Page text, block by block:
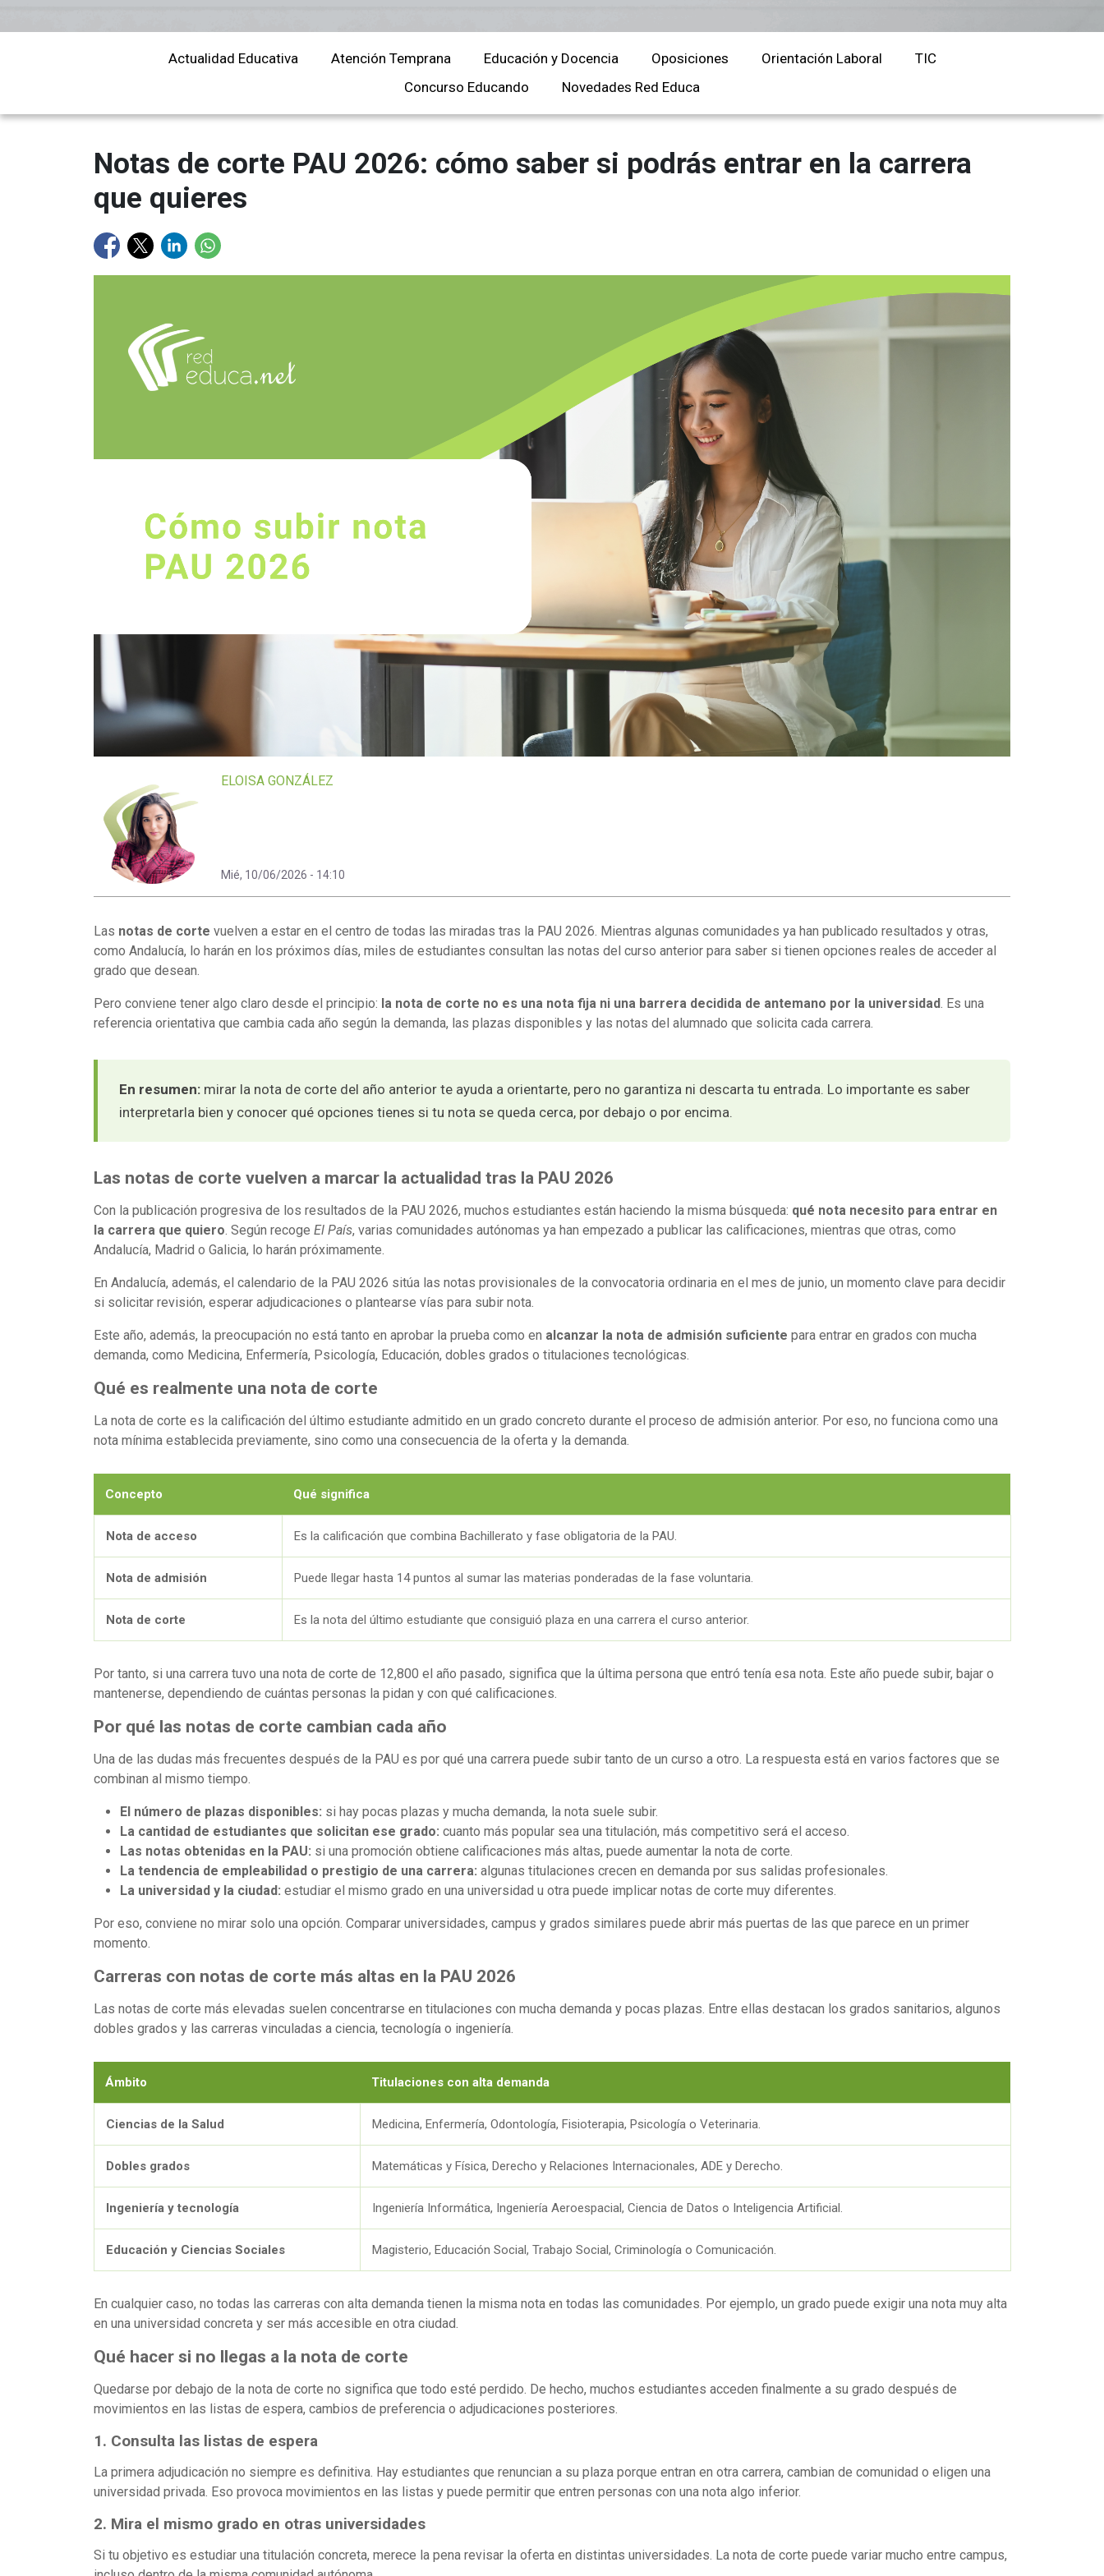
Masteres Educación
Cursos Formación
Profesorado
Másteres Oficiales
Cursos para oposiciones
Intervención
Actualidad Educativa Atención Temprana Educación y Docencia Oposiciones Orientación Laboral
TIC
Concurso Educando
Novedades Red Educa
Notas de corte PAU 2026: cómo saber si podrás entrar en la carrera
que quieres
ELOISA GONZÁLEZ
Mié, 10/06/2026 - 14:10
Las notas de corte vuelven a estar en el centro de todas las miradas tras la PAU 2026. Mientras algunas comunidades ya han publicado resultados y otras,
como Andalucía, lo harán en los próximos días, miles de estudiantes consultan las notas del curso anterior para saber si tienen opciones reales de acceder al
grado que desean.
Pero conviene tener algo claro desde el principio: la nota de corte no es una nota fija ni una barrera decidida de antemano por la universidad. Es una
referencia orientativa que cambia cada año según la demanda, las plazas disponibles y las notas del alumnado que solicita cada carrera.
En resumen: mirar la nota de corte del año anterior te ayuda a orientarte, pero no garantiza ni descarta tu entrada. Lo importante es saber
interpretarla bien y conocer qué opciones tienes si tu nota se queda cerca, por debajo o por encima.
Las notas de corte vuelven a marcar la actualidad tras la PAU 2026
Con la publicación progresiva de los resultados de la PAU 2026, muchos estudiantes están haciendo la misma búsqueda: qué nota necesito para entrar en
la carrera que quiero. Según recoge El País, varias comunidades autónomas ya han empezado a publicar las calificaciones, mientras que otras, como
Andalucía, Madrid o Galicia, lo harán próximamente.
En Andalucía, además, el calendario de la PAU 2026 sitúa las notas provisionales de la convocatoria ordinaria en el mes de junio, un momento clave para decidir
si solicitar revisión, esperar adjudicaciones o plantearse vías para subir nota.
Este año, además, la preocupación no está tanto en aprobar la prueba como en alcanzar la nota de admisión suficiente para entrar en grados con mucha
demanda, como Medicina, Enfermería, Psicología, Educación, dobles grados o titulaciones tecnológicas.
Qué es realmente una nota de corte
La nota de corte es la calificación del último estudiante admitido en un grado concreto durante el proceso de admisión anterior. Por eso, no funciona como una
nota mínima establecida previamente, sino como una consecuencia de la oferta y la demanda.
Concepto Qué significa
Nota de acceso Es la calificación que combina Bachillerato y fase obligatoria de la PAU.
Nota de admisión Puede llegar hasta 14 puntos al sumar las materias ponderadas de la fase voluntaria.
Nota de corte Es la nota del último estudiante que consiguió plaza en una carrera el curso anterior.
Por tanto, si una carrera tuvo una nota de corte de 12,800 el año pasado, significa que la última persona que entró tenía esa nota. Este año puede subir, bajar o
mantenerse, dependiendo de cuántas personas la pidan y con qué calificaciones.
Por qué las notas de corte cambian cada año
Una de las dudas más frecuentes después de la PAU es por qué una carrera puede subir tanto de un curso a otro. La respuesta está en varios factores que se
combinan al mismo tiempo.
El número de plazas disponibles: si hay pocas plazas y mucha demanda, la nota suele subir.
La cantidad de estudiantes que solicitan ese grado: cuanto más popular sea una titulación, más competitivo será el acceso.
Las notas obtenidas en la PAU: si una promoción obtiene calificaciones más altas, puede aumentar la nota de corte.
La tendencia de empleabilidad o prestigio de una carrera: algunas titulaciones crecen en demanda por sus salidas profesionales.
La universidad y la ciudad: estudiar el mismo grado en una universidad u otra puede implicar notas de corte muy diferentes.
Por eso, conviene no mirar solo una opción. Comparar universidades, campus y grados similares puede abrir más puertas de las que parece en un primer
momento.
Carreras con notas de corte más altas en la PAU 2026
Las notas de corte más elevadas suelen concentrarse en titulaciones con mucha demanda y pocas plazas. Entre ellas destacan los grados sanitarios, algunos
dobles grados y las carreras vinculadas a ciencia, tecnología o ingeniería.
Ámbito Titulaciones con alta demanda
Ciencias de la Salud Medicina, Enfermería, Odontología, Fisioterapia, Psicología o Veterinaria.
Dobles grados Matemáticas y Física, Derecho y Relaciones Internacionales, ADE y Derecho.
Ingeniería y tecnología Ingeniería Informática, Ingeniería Aeroespacial, Ciencia de Datos o Inteligencia Artificial.
Educación y Ciencias Sociales Magisterio, Educación Social, Trabajo Social, Criminología o Comunicación.
En cualquier caso, no todas las carreras con alta demanda tienen la misma nota en todas las comunidades. Por ejemplo, un grado puede exigir una nota muy alta
en una universidad concreta y ser más accesible en otra ciudad.
Qué hacer si no llegas a la nota de corte
Quedarse por debajo de la nota de corte no significa que todo esté perdido. De hecho, muchos estudiantes acceden finalmente a su grado después de
movimientos en las listas de espera, cambios de preferencia o adjudicaciones posteriores.
1. Consulta las listas de espera
La primera adjudicación no siempre es definitiva. Hay estudiantes que renuncian a su plaza porque entran en otra carrera, cambian de comunidad o eligen una
universidad privada. Eso provoca movimientos en las listas y puede permitir que entren personas con una nota algo inferior.
2. Mira el mismo grado en otras universidades
Si tu objetivo es estudiar una titulación concreta, merece la pena revisar la oferta en distintas universidades. La nota de corte puede variar mucho entre campus,